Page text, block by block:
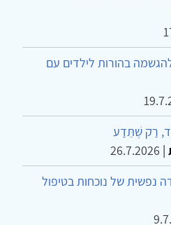
בהורות לילדים עם
רַק שֶׁתֵּדַע
|
26.7.2026
נפשית של נוכחות בטיפול